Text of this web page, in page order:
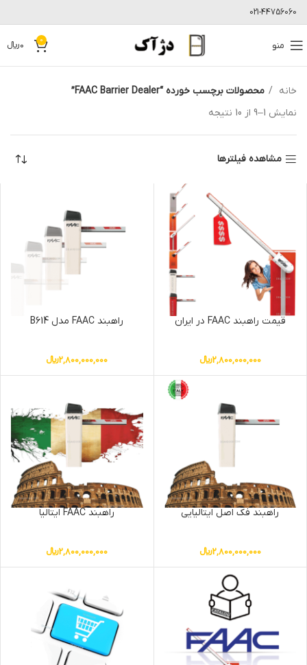
021-44756060
منو 0
0﷼
خانه
محصولات برچسب خورده “FAAC Barrier Dealer”
نمایش 1–9 از 10 نتیجه
مشاهده فیلترها
قیمت راهبند FAAC در ایران
2,800,000,000﷼
راهبند FAAC مدل B614
2,800,000,000﷼
راهبند فک اصل ایتالیایی
2,800,000,000﷼
راهبند FAAC ایتالیا
2,800,000,000﷼